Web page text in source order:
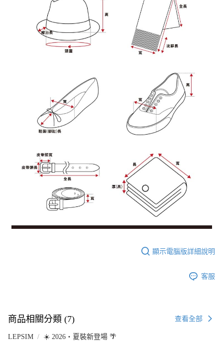
顯示電腦版詳細說明
客服
商品相關分類 (7) 查看全部
LEPSIM ☀️ 2026・夏裝新登場 🌴